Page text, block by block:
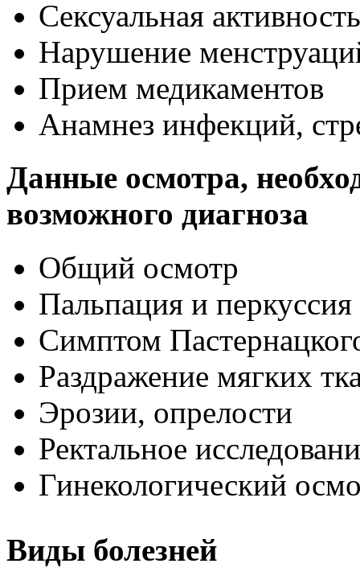
Сексуальная активность
Нарушение
Прием медикаментов
Анамнез инфекций,
Данные осмотра,
возможного диагноза
Общий осмотр
Пальпация и перкуссия
Симптом
Раздражение мягких
Эрозии, опрелости
Ректальное
Гинекологический
Виды болезней